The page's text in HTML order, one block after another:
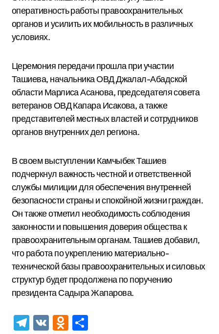
оперативность работы правоохранительных
органов и усилить их мобильность в различных
условиях.
Церемония передачи прошла при участии
Ташиева, начальника ОВД Джалал-Абадской
области Марлиса Асанова, председателя совета
ветеранов ОВД Капара Исакова, а также
представителей местных властей и сотрудников
органов внутренних дел региона.
В своем выступлении Камчыбек Ташиев
подчеркнул важность честной и ответственной
службы милиции для обеспечения внутренней
безопасности страны и спокойной жизни граждан.
Он также отметил необходимость соблюдения
законности и повышения доверия общества к
правоохранительным органам. Ташиев добавил,
что работа по укреплению материально-
технической базы правоохранительных и силовых
структур будет продолжена по поручению
президента Садыра Жапарова.
Telegram
VK Odnoklassniki